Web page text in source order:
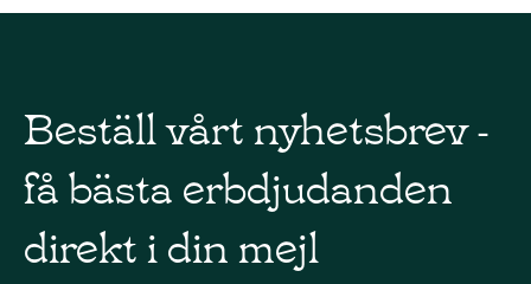
Beställ vårt nyhetsbrev -
få bästa erbdjudanden
direkt i din mejl